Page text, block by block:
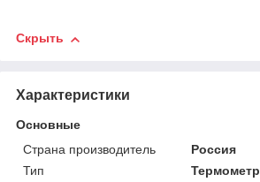
Скрыть
Характеристики
Основные
Страна производитель
Россия
Тип
Термометр